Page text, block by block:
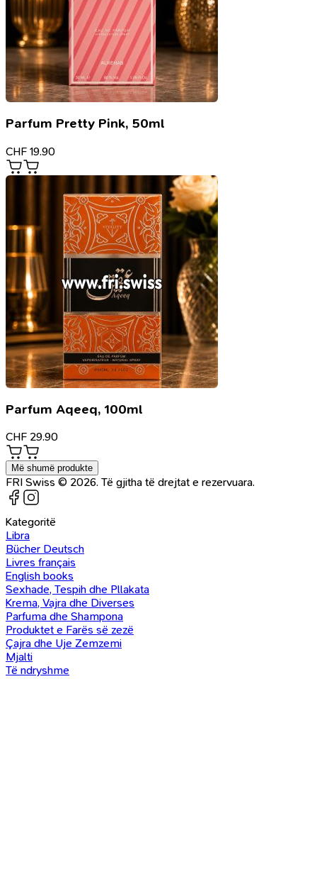
Parfum Pretty Pink, 50ml
CHF 19.90
Parfum Aqeeq, 100ml
CHF 29.90
Më shumë produkte
FRI Swiss © 2026. Të gjitha të drejtat e rezervuara.
Kategoritë
Libra
Bücher Deutsch
Livres français
English books
Sexhade, Tespih dhe Pllakata
Krema, Vajra dhe Diverses
Parfuma dhe Shampona
Produktet e Farës së zezë
Çajra dhe Uje Zemzemi
Mjalti
Të ndryshme